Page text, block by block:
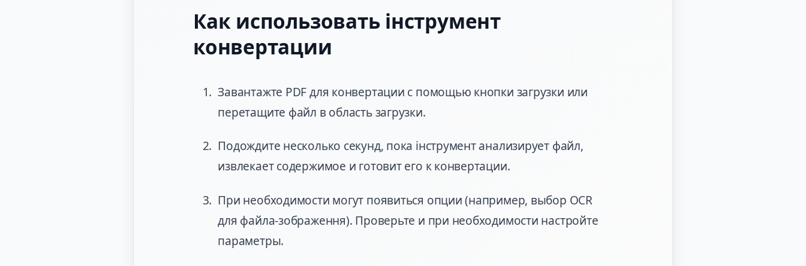
Как использовать інструмент
конвертации
Завантажте PDF для конвертации с помощью кнопки загрузки или
перетащите файл в область загрузки.
Подождите несколько секунд, пока інструмент анализирует файл,
извлекает содержимое и готовит его к конвертации.
При необходимости могут появиться опции (например, выбор OCR
для файла-зображення). Проверьте и при необходимости настройте
параметры.